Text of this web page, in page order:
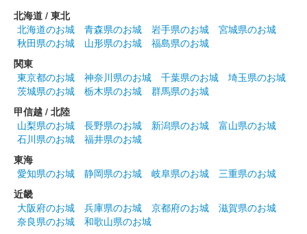
北海道 / 東北
北海道のお城
青森県のお城 岩手県のお城
宮城県のお城
秋田県のお城
山形県のお城
福島県のお城
関東
東京都のお城
神奈川県のお城 千葉県のお城
埼玉県のお城
茨城県のお城
栃木県のお城
群馬県のお城
甲信越 / 北陸
山梨県のお城
長野県のお城 新潟県のお城
富山県のお城
石川県のお城
福井県のお城
東海
愛知県のお城
静岡県のお城 岐阜県のお城
三重県のお城
近畿
大阪府のお城
兵庫県のお城 京都府のお城
滋賀県のお城
奈良県のお城
和歌山県のお城